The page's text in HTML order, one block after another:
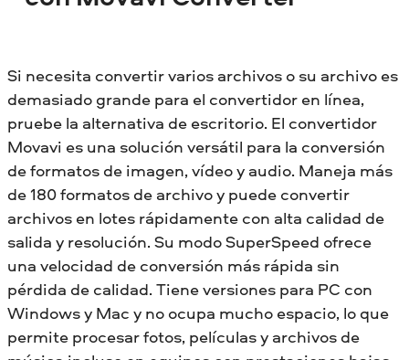
Si necesita convertir varios archivos o su archivo es
demasiado grande para el convertidor en línea,
pruebe la alternativa de escritorio. El convertidor
Movavi es una solución versátil para la conversión
de formatos de imagen, vídeo y audio. Maneja más
de 180 formatos de archivo y puede convertir
archivos en lotes rápidamente con alta calidad de
salida y resolución. Su modo SuperSpeed ofrece
una velocidad de conversión más rápida sin
pérdida de calidad. Tiene versiones para PC con
Windows y Mac y no ocupa mucho espacio, lo que
permite procesar fotos, películas y archivos de